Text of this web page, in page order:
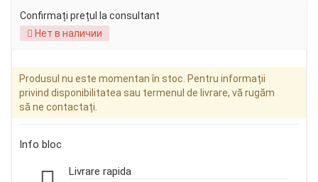
Confirmați prețul la consultant
Нет в наличии
Produsul nu este momentan în stoc. Pentru informații
privind disponibilitatea sau termenul de livrare, vă rugăm
să ne contactați.
Info bloc
Livrare rapida